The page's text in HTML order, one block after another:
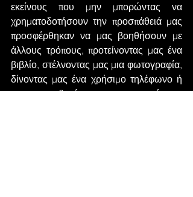
εκείνους που μην μπορώντας να
χρηματοδοτήσουν την προσπάθειά μας
προσφέρθηκαν να μας βοηθήσουν με
άλλους τρόπους, προτείνοντας μας ένα
βιβλίο, στέλνοντας μας μια φωτογραφία,
δίνοντας μας ένα χρήσιμο τηλέφωνο ή
με την προθυμία τους να μεταφράσουν